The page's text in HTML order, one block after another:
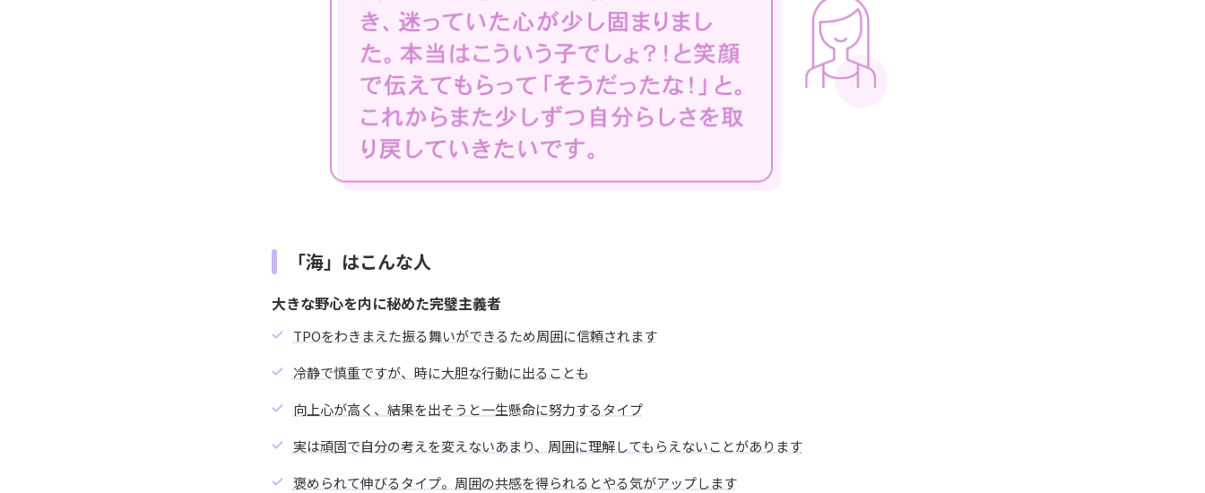
「海」はこんな人
大きな野心を内に秘めた完璧主義者
TPOをわきまえた振る舞いができるため周囲に信頼されます
冷静で慎重ですが、時に大胆な行動に出ることも
向上心が高く、結果を出そうと一生懸命に努力するタイプ
実は頑固で自分の考えを変えないあまり、周囲に理解してもらえないことがあります
褒められて伸びるタイプ。周囲の共感を得られるとやる気がアップします